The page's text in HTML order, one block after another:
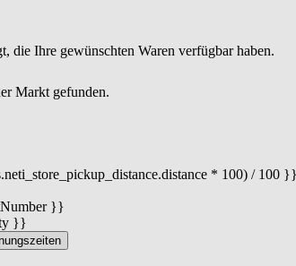
die Ihre gewünschten Waren verfügbar haben.
Markt gefunden.
* 100) /
}}
}}